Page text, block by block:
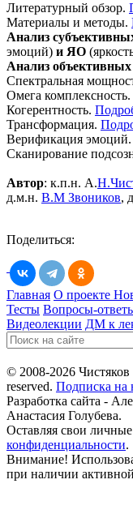
Литературный обзор.
Материалы и методы.
Анализ
эмоций) и ЯО
Анализ
Спектральная
Омега комплексность.
Когерентность.
Трансформация.
Верификация эмоций.
Сканирование
Автор: к.п.н. А.
д.м.н. В.М Звоников,
Поделиться:
Главная О проекте
Тесты Вопросы-
Видеолекции ДМ к
© 2008-2026
reserved. Подписка на
Разработка сайта -
Анастасия Голубева.
Оставляя свои
конфиденциальности.
Внимание!
при наличии